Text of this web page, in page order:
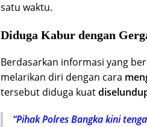
satu waktu.
Diduga Kabur dengan
Berdasarkan informasi yang
melarikan diri dengan cara
tersebut diduga kuat
“PihakPolres Bangkakini